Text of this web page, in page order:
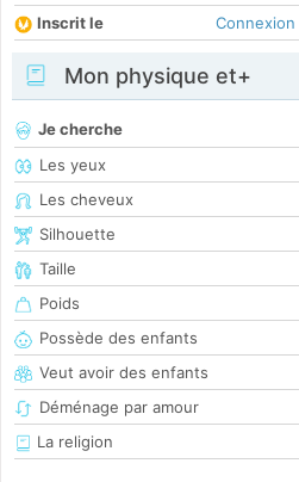
Inscrit le
Connexion
Mon physique et+
Je cherche
Les yeux
Les cheveux
Silhouette
Taille
Poids
Possède des enfants
Veut avoir des enfants
Déménage par amour
La religion